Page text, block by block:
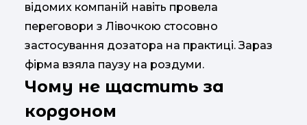
відомих компаній навіть провела
переговори з Лівочкою стосовно
застосування дозатора на практиці. Зараз
фірма взяла паузу на роздуми.
Чому не щастить за
кордоном